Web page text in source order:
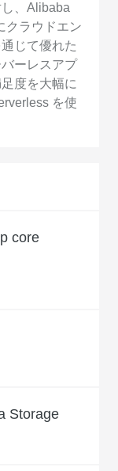
、Alibaba
クラウドエン
じて優れた
ーレスアプ
度を大幅に
を使
core
Storage